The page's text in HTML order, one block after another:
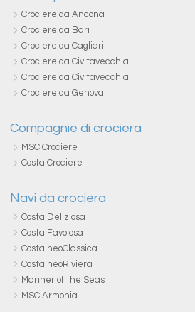
Crociere da Ancona
Crociere da Bari
Crociere da Cagliari
Crociere da Civitavecchia
Crociere da Civitavecchia
Crociere da Genova
Compagnie di crociera
MSC Crociere
Costa Crociere
Navi da crociera
Costa Deliziosa
Costa Favolosa
Costa neoClassica
Costa neoRiviera
Mariner of the Seas
MSC Armonia